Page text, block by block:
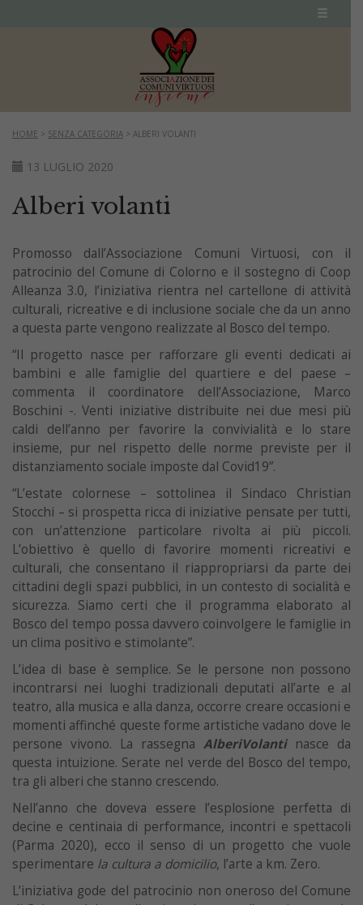
HOME > SENZA CATEGORIA > ALBERI VOLANTI
13 LUGLIO 2020
Alberi volanti
Promosso dall’Associazione Comuni Virtuosi, con il
patrocinio del Comune di Colorno e il sostegno di Coop
Alleanza 3.0, l’iniziativa rientra nel cartellone di attività
culturali, ricreative e di inclusione sociale che da un anno
a questa parte vengono realizzate al Bosco del tempo.
“Il progetto nasce per rafforzare gli eventi dedicati ai
bambini e alle famiglie del quartiere e del paese –
commenta il coordinatore dell’Associazione, Marco
Boschini -. Venti iniziative distribuite nei due mesi più
caldi dell’anno per favorire la convivialità e lo stare
insieme, pur nel rispetto delle norme previste per il
distanziamento sociale imposte dal Covid19”.
“L’estate colornese – sottolinea il Sindaco Christian
Stocchi – si prospetta ricca di iniziative pensate per tutti,
con un’attenzione particolare rivolta ai più piccoli.
L’obiettivo è quello di favorire momenti ricreativi e
culturali, che consentano il riappropriarsi da parte dei
cittadini degli spazi pubblici, in un contesto di socialità e
sicurezza. Siamo certi che il programma elaborato al
Bosco del tempo possa davvero coinvolgere le famiglie in
un clima positivo e stimolante”.
L’idea di base è semplice. Se le persone non possono
incontrarsi nei luoghi tradizionali deputati all’arte e al
teatro, alla musica e alla danza, occorre creare occasioni e
momenti affinché queste forme artistiche vadano dove le
persone vivono. La rassegna AlberiVolantinasce da
questa intuizione. Serate nel verde del Bosco del tempo,
tra gli alberi che stanno crescendo.
Nell’anno che doveva essere l’esplosione perfetta di
decine e centinaia di performance, incontri e spettacoli
(Parma 2020), ecco il senso di un progetto che vuole
sperimentare la cultura a domicilio, l’arte a km. Zero.
L’iniziativa gode del patrocinio non oneroso del Comune